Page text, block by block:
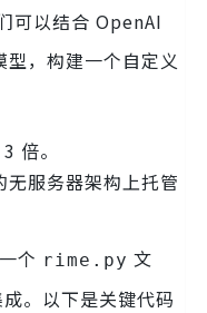
可以结合 OpenAI
，构建一个自定义
倍。
服务器架构上托管
个 rime.py 文
。以下是关键代码